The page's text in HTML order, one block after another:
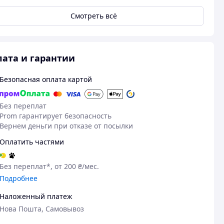
Смотреть всё
и гарантии
Безопасная оплата картой
Без переплат
Prom гарантирует безопасность
Вернем деньги при отказе от посылки
Оплатить частями
Без переплат*, от 200 ₴/мес.
Подробнее
Наложенный платеж
Нова Пошта, Самовывоз